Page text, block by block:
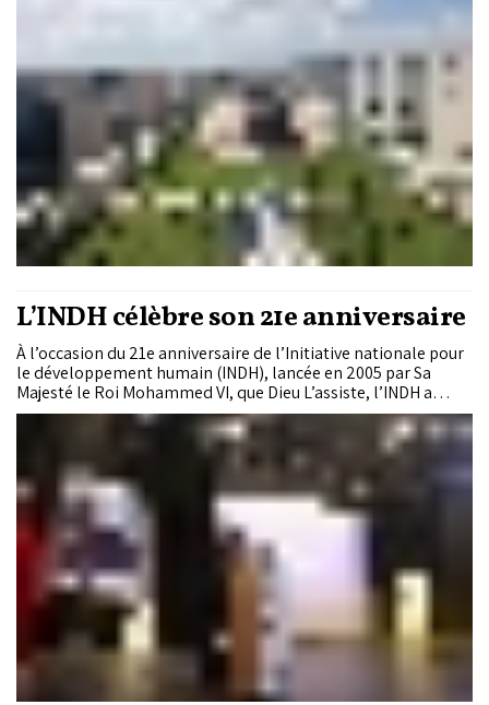
L’INDH célèbre son 21e anniversaire
À l’occasion du 21e anniversaire de l’Initiative nationale pour
le développement humain (INDH), lancée en 2005 par Sa
Majesté le Roi Mohammed VI, que Dieu L’assiste, l’INDH a
célébré, lundi, plus de deux décennies d’engagement au
service de l’inclusion sociale, de la dignité humaine et de la
valorisation du capital humain.